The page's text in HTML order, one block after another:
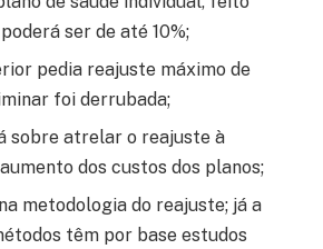
ser de até 10%;
pedia reajuste máximo de
foi derrubada;
sobre atrelar o reajuste à
dos custos dos planos;
metodologia do reajuste; já a
têm por base estudos